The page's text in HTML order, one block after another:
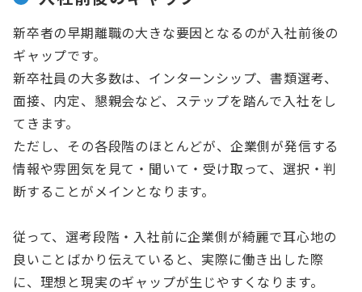
新卒者の早期離職の大きな要因となるのが入社前後の
ギャップです。
新卒社員の大多数は、インターンシップ、書類選考、
面接、内定、懇親会など、ステップを踏んで入社をし
てきます。
ただし、その各段階のほとんどが、企業側が発信する
情報や雰囲気を見て・聞いて・受け取って、選択・判
断することがメインとなります。
従って、選考段階・入社前に企業側が綺麗で耳心地の
良いことばかり伝えていると、実際に働き出した際
に、理想と現実のギャップが生じやすくなります。